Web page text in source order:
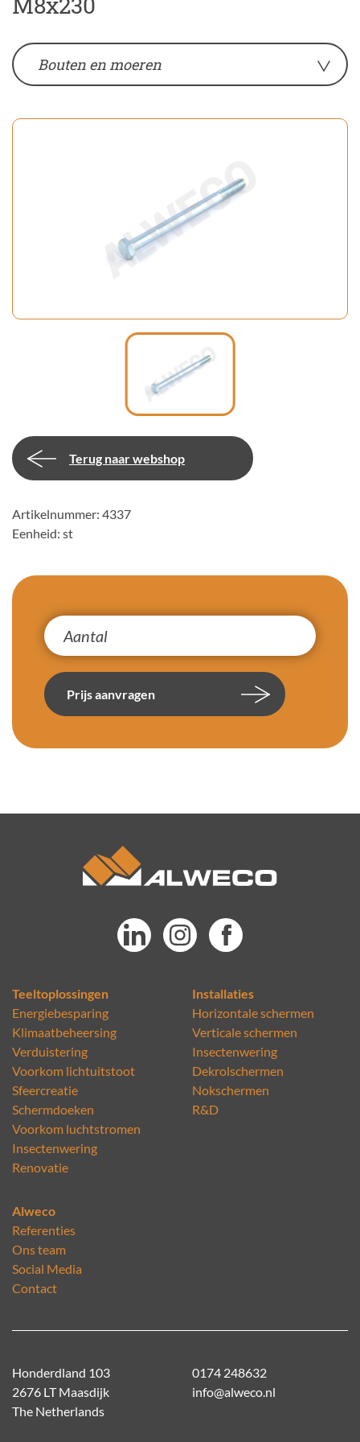
Bouten en moeren
Terug naar webshop
Artikelnummer: 4337
Eenheid: st
Prijs aanvragen
Teeltoplossingen
Energiebesparing
Klimaatbeheersing
Verduistering
Voorkom lichtuitstoot
Sfeercreatie
Schermdoeken
Voorkom luchtstromen
Insectenwering
Renovatie
Installaties
Horizontale schermen
Verticale schermen
Insectenwering
Dekrolschermen
Nokschermen
R&D
Alweco
Referenties
Ons team
Social Media
Contact
Honderdland 103
2676 LT Maasdijk
The Netherlands
0174 248632
info@alweco.nl